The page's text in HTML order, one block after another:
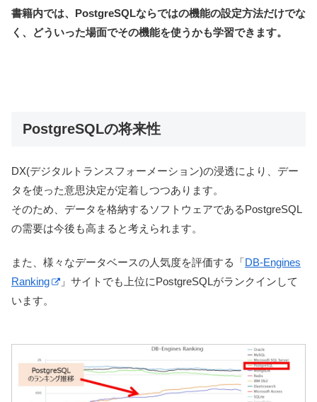
書籍内では、PostgreSQLならではの機能の設定方法だけでな
く、どういった場面でその機能を使うかも学習できます。
PostgreSQLの将来性
DX(デジタルトランスフォーメーション)の浸透により、デー
タを使った意思決定が定着しつつあります。
そのため、データを格納するソフトウェアであるPostgreSQL
の需要は今後も高まると考えられます。
また、様々なデータベースの人気度を評価する「DB-Engines
Ranking
」サイトでも上位にPostgreSQLがランクインして
います。